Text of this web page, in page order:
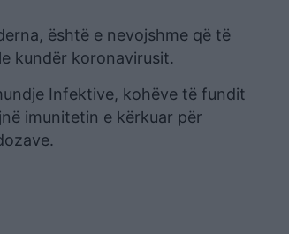
është e nevojshme që të
kundër koronavirusit.
Infektive, kohëve të fundit
imunitetin e kërkuar për